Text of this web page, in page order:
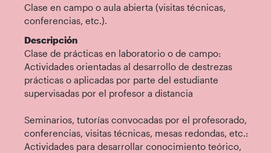
Clase en campo o aula abierta (visitas técnicas,
conferencias, etc.).
Descripción
Clase de prácticas en laboratorio o de campo:
Actividades orientadas al desarrollo de destrezas
prácticas o aplicadas por parte del estudiante
supervisadas por el profesor a distancia
Seminarios, tutorías convocadas por el profesorado,
conferencias, visitas técnicas, mesas redondas, etc.:
Actividades para desarrollar conocimiento teórico,